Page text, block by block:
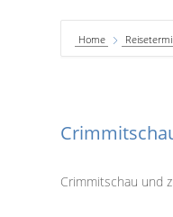
Home
Crimmitschau und